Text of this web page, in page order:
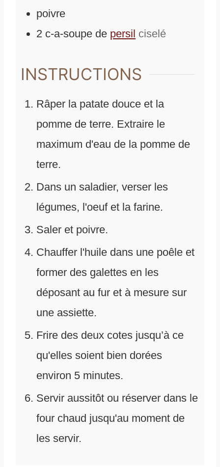
poivre
2 c-a-soupe de persil ciselé
INSTRUCTIONS
Râper la patate douce et la
pomme de terre. Extraire le
maximum d'eau de la pomme de
terre.
Dans un saladier, verser les
légumes, l'oeuf et la farine.
Saler et poivre.
Chauffer l'huile dans une poêle et
former des galettes en les
déposant au fur et à mesure sur
une assiette.
Frire des deux cotes jusqu’à ce
qu'elles soient bien dorées
environ 5 minutes.
Servir aussitôt ou réserver dans le
four chaud jusqu'au moment de
les servir.